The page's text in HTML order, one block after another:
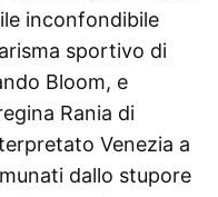
inconfondibile
sportivo di
Bloom, e
Rania di
Venezia a
dallo stupore